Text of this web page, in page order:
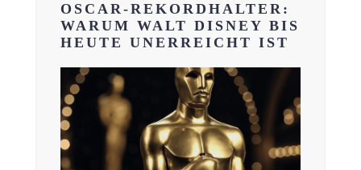
OSCAR-REKORDHALTER:
WARUM WALT DISNEY BIS
HEUTE UNERREICHT IST